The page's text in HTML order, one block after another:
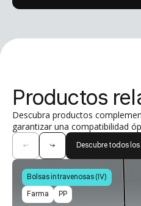
Productos
Descubra productos
garantizar una compatibilidad
Descubre todos
Bolsas intravenosas (IV)
Farma
PP